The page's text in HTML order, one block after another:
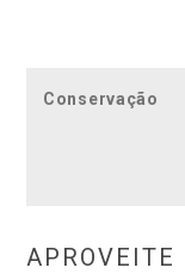
Conservação
APROVEITE